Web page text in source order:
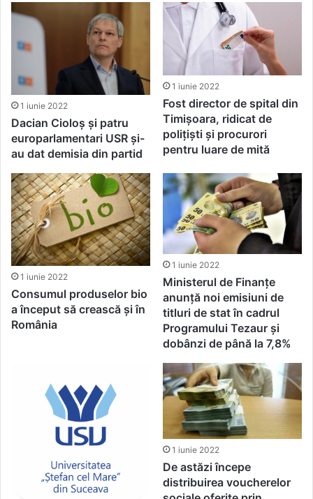
1 iunie 2022
Dacian Cioloș și patru
europarlamentari USR și-
au dat demisia din partid
1 iunie 2022
Fost director de spital din
Timişoara, ridicat de
poliţişti şi procurori
pentru luare de mită
1 iunie 2022
Consumul produselor bio
a început să crească și în
România
1 iunie 2022
Ministerul de Finanțe
anunță noi emisiuni de
titluri de stat în cadrul
Programului Tezaur și
dobânzi de până la 7,8%
1 iunie 2022
De astăzi începe
distribuirea voucherelor